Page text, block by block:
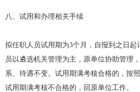
八、试用和办理相关手续
拟任职人员试用期为3个月，自报到之日起
员以遴选机关管理为主，原单位协助管理
系、待遇不变。试用期满考核合格的，按
试用期满考核不合格的，回原单位工作。